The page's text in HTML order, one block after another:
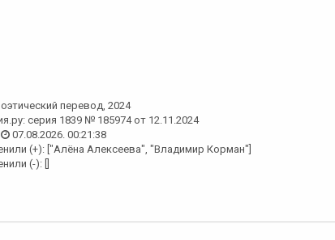
перевод, 2024
серия 1839 № 185974 от 12.11.2024
07.08.2026. 00:21:38
(+): ["Алёна Алексеева", "Владимир Корман"]
(-): []